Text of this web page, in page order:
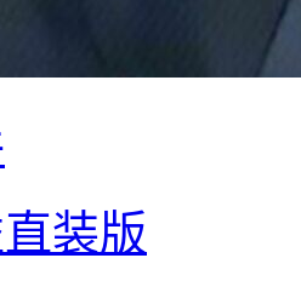
装版